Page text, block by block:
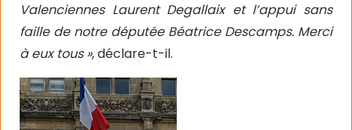
Valenciennes Laurent Degallaix et l’appui sans
faille de notre députée Béatrice Descamps. Merci
à eux tous », déclare-t-il.